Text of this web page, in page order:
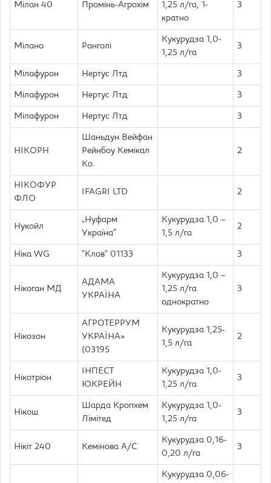
Мілан 40 Промінь-Агрохім
1,25 л/га, 1-
кратно
3
Мілано Ранголі
Кукурудза 1,0-
1,25 л/га
3
Мілафурон Нертус Лтд 3
Мілафурон Нертус Лтд 3
Мілафурон Нертус Лтд 3
НІКОРН
Шаньдун Вейфан
Рейнбоу Кемікал
Ко.
2
НІКОФУР
ФЛО
IFAGRI LTD 2
Нукойл
„Нуфарм
Україна”
Кукурудза 1,0 –
1,5 л/га
2
Ніка WG “Клов” 01133 3
Нікоган МД
АДАМА
УКРАЇНА
Кукурудза 1,0 –
1,25 л/га
однократно
3
Нікозон
АГРОТЕРРУМ
УКРАЇНА»
(03195
Кукурудза 1,25-
1,5 л/га
2
Нікотріон
ІНПЕСТ
ЮКРЕЙН
Кукурудза 1,0-
1,25 л/га
3
Нікош
Шарда Кропхем
Лімітед
Кукурудза 1,0-
1,25 л/га
3
Нікіт 240 Кемінова А/С
Кукурудза 0,16-
0,20 л/га
3
Кукурудза 0,06-